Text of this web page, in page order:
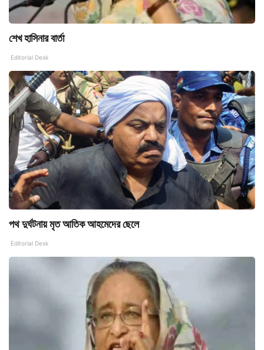
শেখ হাসিনার বার্তা
Editorial Desk
পথ দুর্ঘটনায় মৃত আতিক আহমেদের ছেলে
Editorial Desk